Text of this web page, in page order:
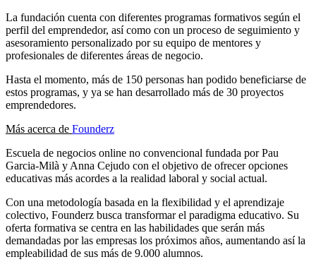
La fundación cuenta con diferentes programas formativos según el
perfil del emprendedor, así como con un proceso de seguimiento y
asesoramiento personalizado por su equipo de mentores y
profesionales de diferentes áreas de negocio.
Hasta el momento, más de 150 personas han podido beneficiarse de
estos programas, y ya se han desarrollado más de 30 proyectos
emprendedores.
Más acerca de Founderz
Escuela de negocios online no convencional fundada por Pau
Garcia-Milà y Anna Cejudo con el objetivo de ofrecer opciones
educativas más acordes a la realidad laboral y social actual.
Con una metodología basada en la flexibilidad y el aprendizaje
colectivo, Founderz busca transformar el paradigma educativo. Su
oferta formativa se centra en las habilidades que serán más
demandadas por las empresas los próximos años, aumentando así la
empleabilidad de sus más de 9.000 alumnos.